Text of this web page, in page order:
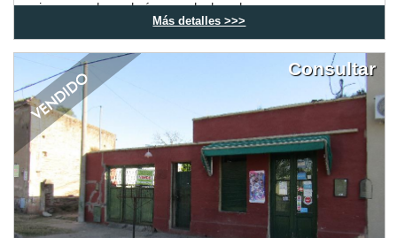
cocina comedor, galería cerrada, lavadero.
Más detalles >>>
Consultar